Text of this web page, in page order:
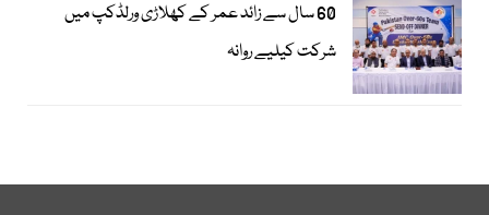
60 سال سے زائد عمر کے کھلاڑی ورلڈکپ میں
شرکت کیلیے روانہ